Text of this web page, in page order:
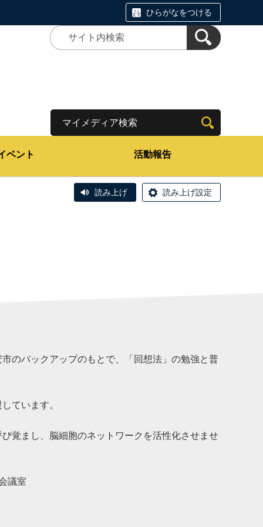
ひらがなをつける
ベント 活動報告
マイメディア検索
読み上げ 読み上げ設定
のバックアップのもとで、「回想法」の勉強と普
ています。
覚まし、脳細胞のネットワークを活性化させませ
議室